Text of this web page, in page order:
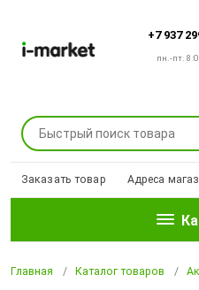
+7 937
пн.-пт.
Заказать товар Адреса
Главная Каталог товаров